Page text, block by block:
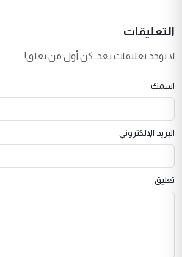
التعليقات
لا توجد تعليقات بعد. كن أول من يعلق!
اسمك
البريد الإلكتروني
تعليق